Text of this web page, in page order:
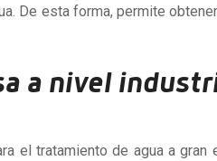
De esta forma, permite
a nivel
el tratamiento de agua a gran